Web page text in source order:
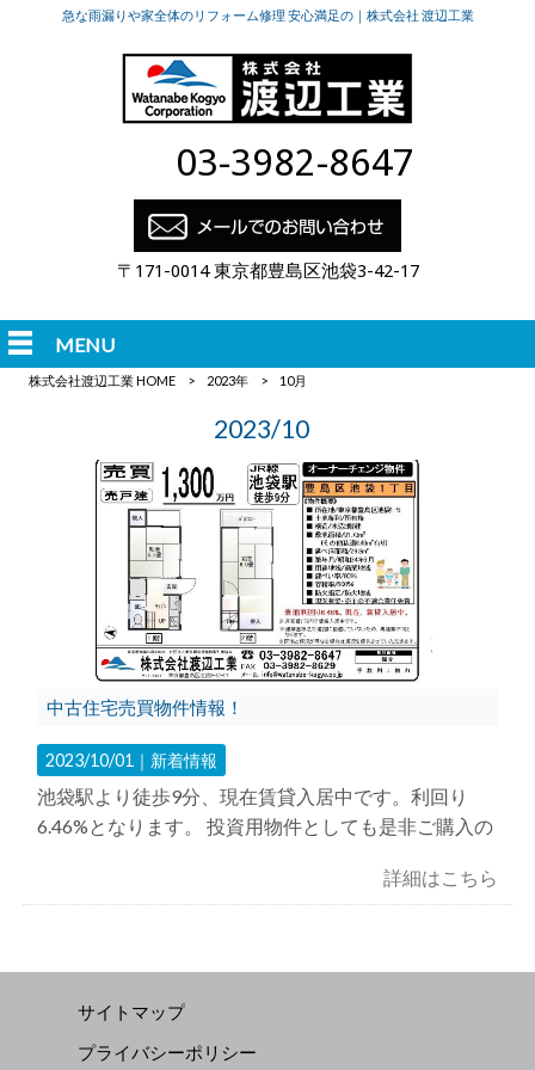
急な雨漏りや家全体のリフォーム修理 安心満足の｜株式会社 渡辺工業
03-3982-8647
〒171-0014 東京都豊島区池袋3-42-17
MENU
株式会社渡辺工業 HOME > 2023年 > 10月
2023/10
中古住宅売買物件情報！
2023/10/01｜ 新着情報
池袋駅より徒歩9分、現在賃貸入居中です。利回り
6.46%となります。 投資用物件としても是非ご購入の
詳細はこちら
サイトマップ
プライバシーポリシー